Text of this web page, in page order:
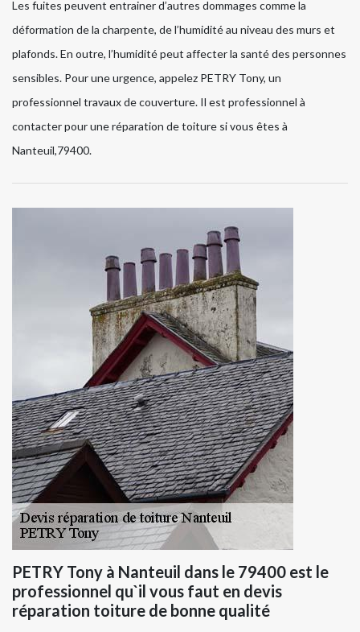
Les fuites peuvent entrainer d’autres dommages comme la
déformation de la charpente, de l’humidité au niveau des murs et
plafonds. En outre, l’humidité peut affecter la santé des personnes
sensibles. Pour une urgence, appelez PETRY Tony, un
professionnel travaux de couverture. Il est professionnel à
contacter pour une réparation de toiture si vous êtes à
Nanteuil,79400.
PETRY Tony à Nanteuil dans le 79400 est le
professionnel qu`il vous faut en devis
réparation toiture de bonne qualité